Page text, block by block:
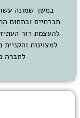
במשך שמונה
חברתיים ובתחום
להעצמת דור
למצוינות והקניית
לחברה